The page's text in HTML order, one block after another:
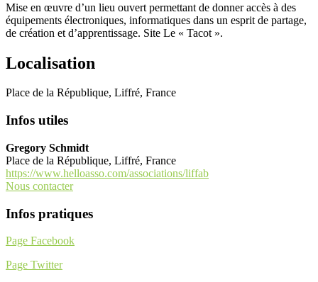
Mise en œuvre d’un lieu ouvert permettant de donner accès à des
équipements électroniques, informatiques dans un esprit de partage,
de création et d’apprentissage. Site Le « Tacot ».
Localisation
Place de la République, Liffré, France
Infos utiles
Gregory Schmidt
Place de la République, Liffré, France
https://www.helloasso.com/associations/liffab
Nous contacter
Infos pratiques
Page Facebook
Page Twitter